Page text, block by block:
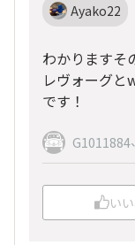
Ayako22
わかりますそ
レヴォーグと
です！
G1011884、
い